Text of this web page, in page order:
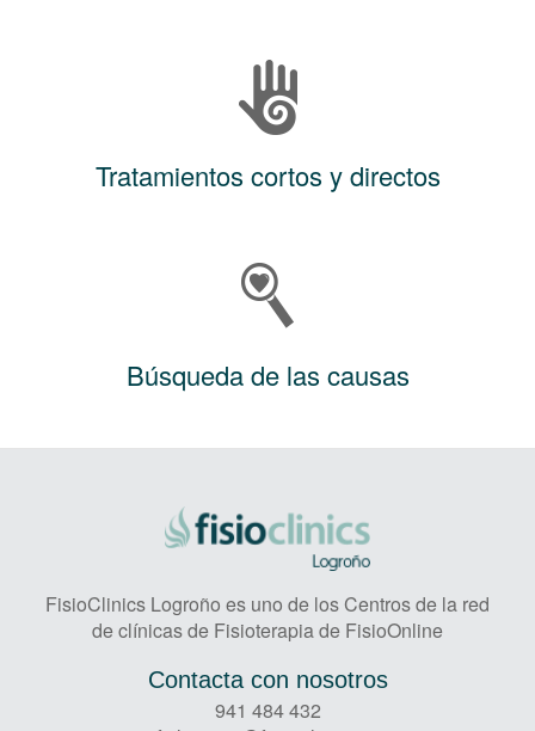
Tratamientos cortos y directos
Búsqueda de las causas
FisioClinics Logroño es uno de los Centros de la red
de clínicas de Fisioterapia de FisioOnline
Contacta con nosotros
941 484 432